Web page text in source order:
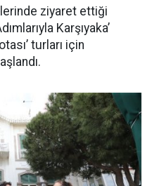
ziyaret ettiği
Karşıyaka’
turları için